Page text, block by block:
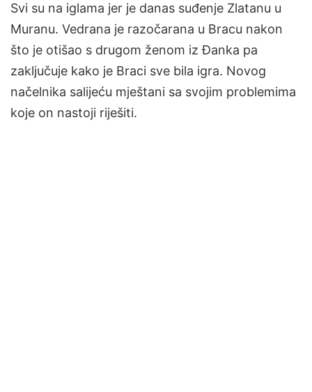
Svi su na iglama jer je danas suđenje Zlatanu u
Muranu. Vedrana je razočarana u Bracu nakon
što je otišao s drugom ženom iz Đanka pa
zaključuje kako je Braci sve bila igra. Novog
načelnika salijeću mještani sa svojim problemima
koje on nastoji riješiti.